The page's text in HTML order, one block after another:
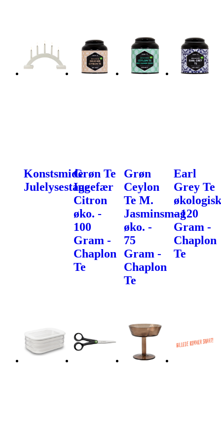
Konstsmide
Julelysestage
Grøn Te
Ingefær
Citron
øko. -
100
Gram -
Chaplon
Te
Grøn
Ceylon
Te M.
Jasminsmag
øko. -
75
Gram -
Chaplon
Te
Earl
Grey Te
økologisk
- 120
Gram -
Chaplon
Te